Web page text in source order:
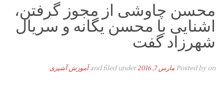
محسن چاوشی از مجوز گرفتن،
اشنایی با محسن یگانه و سریال
شهرزاد گفت
Posted byon مارس 7, 2016 and filed under آموزش آشپزی